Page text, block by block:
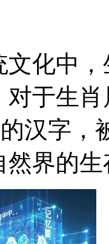
文化中
对于生
汉字，
然界的